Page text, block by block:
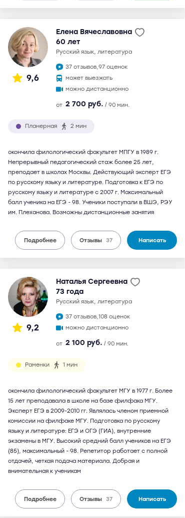
9,6
Елена Вячеславовна
60 лет
русский язык, литература
37 отзывов,97 оценок
может выезжать
можно дистанционно
от 2 700 руб. / 90 мин.
Планерная 2 мин
окончила филологический факультет МПГУ в 1989 г.
Непрерывный педагогический стаж более 25 лет,
преподает в школах Москвы. Действующий эксперт ЕГЭ
по русскому языку и литературе. Подготовка к ЕГЭ по
русскому языку и литературе с 2007 г. Максимальный
балл ученика на ЕГЭ - 98. Ученики поступали в ВШЭ, РЭУ
им. Плеханова. Возможны дистанционные занятия
Подробнее Отзывы 37 Написать
9,2
Наталья Сергеевна
73 года
русский язык, литература
37 отзывов,108 оценок
можно дистанционно
от 2 100 руб. / 90 мин.
Раменки 1 мин
окончила филологический факультет МГУ в 1977 г. Более
15 лет преподавала в школе на базе филфака МГУ.
Эксперт ЕГЭ в 2009-2010 гг. Являлась членом приемной
комиссии на филфаке МГУ. Подготовка по русскому
языку и литературе: ЕГЭ и ОГЭ (ГИА), внутренние
экзамены в МГУ. Высокий средний балл учеников на ЕГЭ
(85), максимальный - 98. Репетитор работает с полной
отдачей, четкая подача материала. Добрая и
внимательная к ученикам
Подробнее Отзывы 37 Написать